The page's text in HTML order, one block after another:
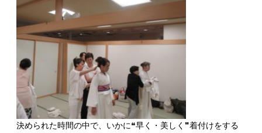
決められた時間の中で、いかに❝早く・美しく❞着付けをする